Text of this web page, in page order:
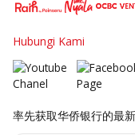
Hubungi Kami
率先获取华侨银行的最